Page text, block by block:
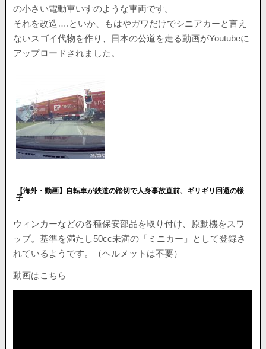
の小さい電動車いすのような車両です。
それを改造….といか、もはやガワだけでシニアカーと言え
ないスゴイ代物を作り、日本の公道を走る動画がYoutubeに
アップロードされました。
【海外・動画】自転車が鉄道の踏切で人身事故直前、ギリギリ回避の様
子
ウィンカーなどの各種保安部品を取り付け、原動機をスワ
ップ。基準を満たし50cc未満の「ミニカー」として登録さ
れているようです。（ヘルメットは不要）
動画はこちら